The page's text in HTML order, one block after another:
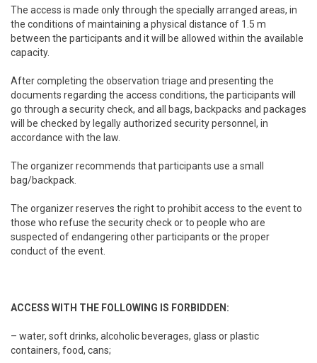
The access is made only through the specially arranged areas, in
the conditions of maintaining a physical distance of 1.5 m
between the participants and it will be allowed within the available
capacity.
After completing the observation triage and presenting the
documents regarding the access conditions, the participants will
go through a security check, and all bags, backpacks and packages
will be checked by legally authorized security personnel, in
accordance with the law.
The organizer recommends that participants use a small
bag/backpack.
The organizer reserves the right to prohibit access to the event to
those who refuse the security check or to people who are
suspected of endangering other participants or the proper
conduct of the event.
ACCESS WITH THE FOLLOWING IS FORBIDDEN:
– water, soft drinks, alcoholic beverages, glass or plastic
containers, food, cans;